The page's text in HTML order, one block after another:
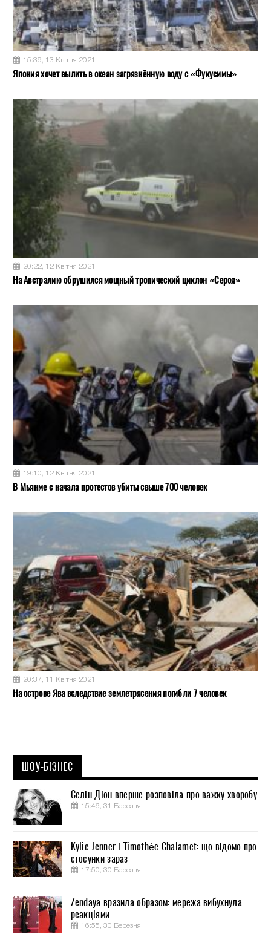
15:39, 13 Квітня 2021
Япония хочет вылить в океан загрязнённую воду с «Фукусимы»
20:22, 12 Квітня 2021
На Австралию обрушился мощный тропический циклон «Сероя»
19:10, 12 Квітня 2021
В Мьянме с начала протестов убиты свыше 700 человек
20:37, 11 Квітня 2021
На острове Ява вследствие землетрясения погибли 7 человек
ШОУ-БІЗНЕС
Селін Діон вперше розповіла про важку хворобу
15:46, 31 Березня
Kylie Jenner і Timothée Chalamet: що відомо про
стосунки зараз
17:50, 30 Березня
Zendaya вразила образом: мережа вибухнула
реакціями
16:55, 30 Березня